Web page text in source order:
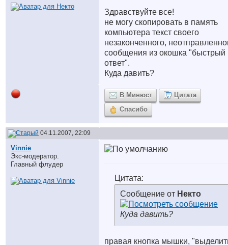
Здравствуйте все!
не могу скопировать в память
компьютера текст своего
незаконченного,
сообщения из окошка "быстрый
ответ".
Куда давить?
В Минюст
Цитата
Спасибо
04.11.2007, 22:09
Vinnie
Экс-модератор.
Главный флудер
Цитата:
Сообщение от Некто
Куда давить?
правая кнопка мышки,